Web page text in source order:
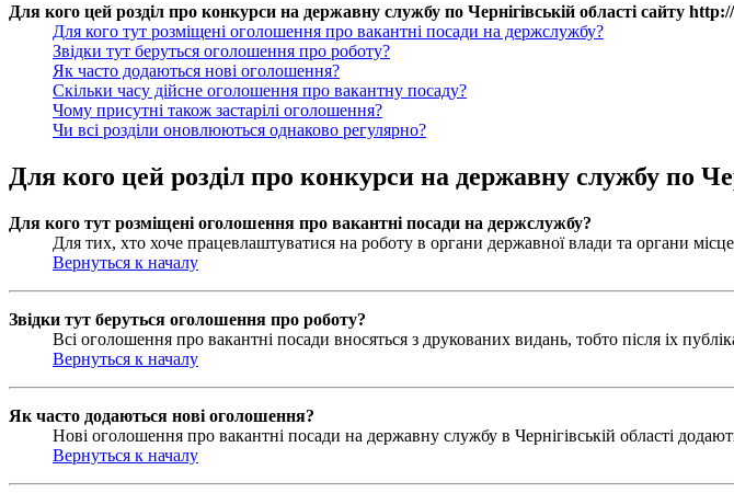
Для кого цей розділ про конкурси на державну службу по Чернігівській області сайту
Для кого тут розміщені оголошення про вакантні посади на держслужбу?
Звідки тут беруться оголошення про роботу?
Як часто додаються нові оголошення?
Скільки часу дійсне оголошення про вакантну посаду?
Чому присутні також застарілі оголошення?
Чи всі розділи оновлюються однаково регулярно?
Для кого цей розділ про конкурси на державну службу по
Для кого тут розміщені оголошення про вакантні посади на держслужбу?
Для тих, хто хоче працевлаштуватися на роботу в органи державної влади та органи
Вернуться к началу
Звідки тут беруться оголошення про роботу?
Всі оголошення про вакантні посади вносяться з друкованих видань, тобто після іх
Вернуться к началу
Як часто додаються нові оголошення?
Нові оголошення про вакантні посади на державну службу в Чернігівській області
Вернуться к началу